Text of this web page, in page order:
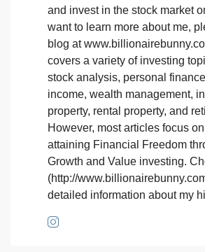
and invest in the stock market
want to learn more about me,
blog at
covers a variety of investing
stock analysis, personal
income, wealth management,
property, rental property, and
However, most articles focus
attaining Financial Freedom
Growth and Value investing.
(http://
detailed information about my